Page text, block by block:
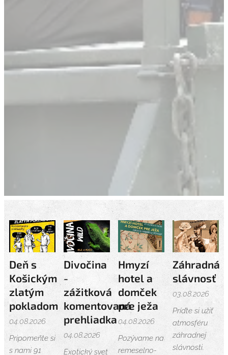
Deň s
Košickým
zlatým
pokladom
04.08.2026
Pripomeňte si
s nami 91
Divočina
-
zážitková
komentovaná
prehliadka
04.08.2026
Exotický svet
Hmyzí
hotel a
domček
pre ježa
04.08.2026
Pozývame na
remeselno-
Záhradná
slávnosť
03.08.2026
Príďte si užiť
atmosféru
záhradnej
slávnosti.